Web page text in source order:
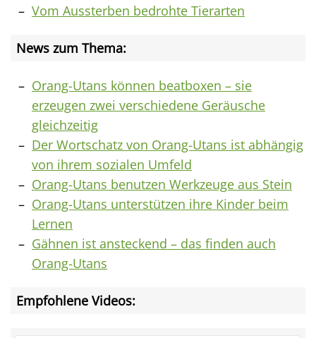
Vom Aussterben bedrohte Tierarten
News zum Thema:
Orang-Utans können beatboxen – sie
erzeugen zwei verschiedene Geräusche
gleichzeitig
Der Wortschatz von Orang-Utans ist abhängig
von ihrem sozialen Umfeld
Orang-Utans benutzen Werkzeuge aus Stein
Orang-Utans unterstützen ihre Kinder beim
Lernen
Gähnen ist ansteckend – das finden auch
Orang-Utans
Empfohlene Videos: